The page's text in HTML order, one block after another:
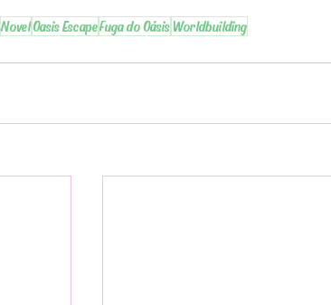
NovelOasis EscapeFuga do Oásis Worldbuilding